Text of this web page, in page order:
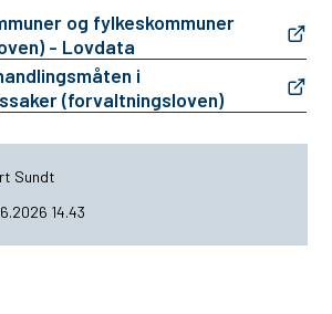
og fylkeskommuner
- Lovdata
i
(forvaltningsloven)
Sundt
14.43